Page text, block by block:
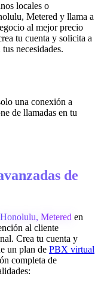
locales o
Metered y llama a
al mejor precio
tu cuenta y solicita a
necesidades.
una conexión a
de llamadas en tu
de
Honolulu, Metered en
al cliente
Crea tu cuenta y
un plan de PBX virtual
completa de